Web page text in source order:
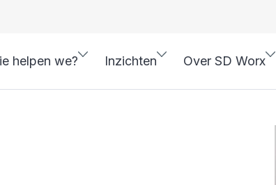
helpen we? Inzichten Over SD Worx